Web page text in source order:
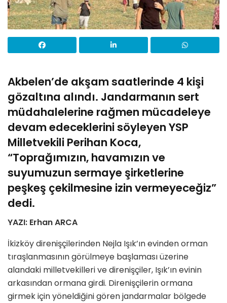
Akbelen’de akşam saatlerinde 4 kişi
gözaltına alındı. Jandarmanın sert
müdahalelerine rağmen mücadeleye
devam edeceklerini söyleyen YSP
Milletvekili Perihan Koca,
“Toprağımızın, havamızın ve
suyumuzun sermaye şirketlerine
peşkeş çekilmesine izin vermeyeceğiz”
dedi.
YAZI: Erhan ARCA
İkizköy direnişçilerinden Nejla Işık’ın evinden orman
tıraşlanmasının görülmeye başlaması üzerine
alandaki milletvekilleri ve direnişçiler, Işık’ın evinin
arkasından ormana girdi. Direnişçilerin ormana
girmek için yöneldiğini gören jandarmalar bölgede